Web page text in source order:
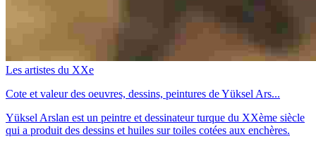
Les artistes du XXe
Cote et valeur des oeuvres, dessins, peintures de Yüksel Ars...
Yüksel Arslan est un peintre et dessinateur turque du XXème siècle
qui a produit des dessins et huiles sur toiles cotées aux enchères.